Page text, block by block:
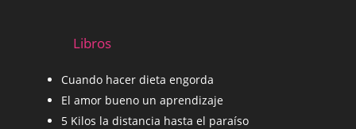
Libros
Cuando hacer dieta engorda
El amor bueno un aprendizaje
5 Kilos la distancia hasta el paraíso